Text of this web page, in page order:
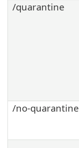
/quarantine
/no-quarantine